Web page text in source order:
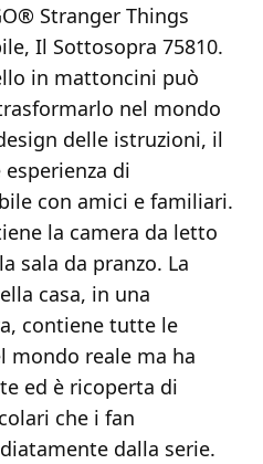
Stranger Things
Il Sottosopra 75810.
in mattoncini può
nel mondo
delle istruzioni, il
di
con amici e familiari.
la camera da letto
sala da pranzo. La
casa, in una
contiene tutte le
mondo reale ma ha
ed è ricoperta di
che i fan
dalla serie.